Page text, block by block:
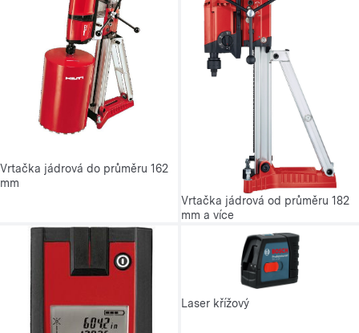
Vrtačka jádrová do průměru 162
mm
Vrtačka jádrová od průměru 182
mm a více
Laser křížový